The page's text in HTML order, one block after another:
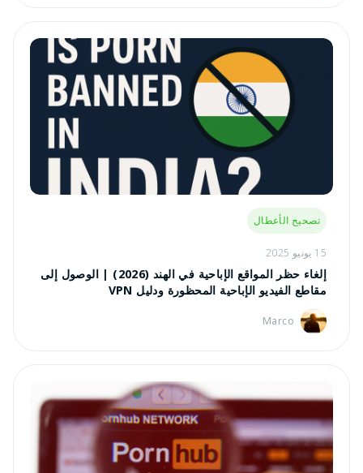
تصحيح الأعطال
15 يونيو 2025
إلغاء حظر المواقع الإباحية في الهند (2026) | الوصول إلى
مقاطع الفيديو الإباحية المحظورة ودليل VPN
Marco